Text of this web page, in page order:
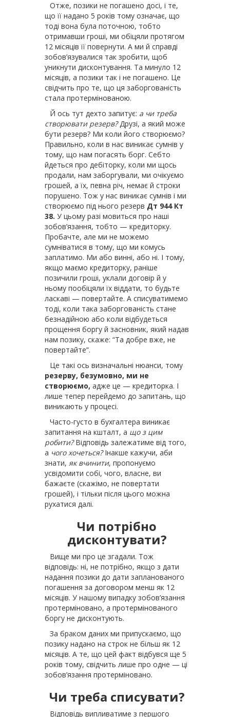
Отже, позики не погашено досі, і те,
що її надано 5 років тому означає, що
тоді вона була поточною, тобто
отримавши гроші, ми обіцяли протягом
12 місяців її повернути. А ми й справді
зобов’язувалися так зробити, щоб
уникнути дисконтування. Та минуло 12
місяців, а позики так і не погашено. Це
свідчить про те, що ця заборгованість
стала протермінованою.
Й ось тут дехто запитує: а чи треба
створювати резерв?Друзі, а який може
бути резерв? Ми коли його створюємо?
Правильно, коли в нас виникає сумнів у
тому, що нам погасять борг. Себто
йдеться про дебіторку, коли ми щось
продали, нам заборгували, ми очікуємо
грошей, а їх, певна річ, немає й строки
порушено. Тож у нас виникає сумнів і ми
створюємо під нього резерв Дт 944 Кт
38. У цьому разі мовиться про наші
зобов’язання, тобто — кредиторку.
Пробачте, але ми не можемо
сумніватися в тому, що ми комусь
заплатимо. Ми або винні, або ні. І тому,
якщо маємо кредиторку, раніше
позичили гроші, уклали договір й у
ньому пообіцяли їх віддати, то будьте
ласкаві — повертайте. А списуватимемо
тоді, коли така заборгованість стане
безнадійною або коли відбудеться
прощення боргу й засновник, який надав
нам позику, скаже: “Та добре вже, не
повертайте”.
Це такі ось визначальні нюанси, тому
резерву, безумовно, ми не
створюємо, адже це — кредиторка. І
лише тепер перейдемо до запитань, що
виникають у процесі.
Часто-густо в бухгалтера виникає
запитання на кшталт, а що з цим
робити?Відповідь залежатиме від того,
а чого хочеться?Інакше кажучи, аби
знати, як вчинити, пропонуємо
усвідомити собі, чого, власне, ви
бажаєте (скажімо, не повертати
грошей), і тільки після цього можна
рухатися далі.
Чи потрібно
дисконтувати?
Вище ми про це згадали. Тож
відповідь: ні, не потрібно, якщо з дати
надання позики до дати запланованого
погашення за договором менш як 12
місяців. У нашому випадку зобов’язання
протерміновано, а протермінованого
боргу не дисконтують.
За браком даних ми припускаємо, що
позику надано на строк не більш як 12
місяців. А те, що цей факт відбувся ще 5
років тому, свідчить лише про одне — ці
зобов’язання протерміновано.
Чи треба списувати?
Відповідь випливатиме з першого